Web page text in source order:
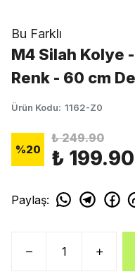
Bu Farklı
M4 Silah Kolye
Renk - 60 cm
Ürün Kodu: 1162-Z0
%20
₺ 249.90
₺ 199.90
Paylaş: